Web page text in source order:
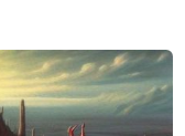
a
ñ
o
s